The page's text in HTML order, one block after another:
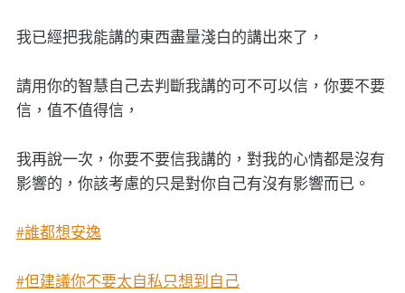
我已經把我能講的東西盡量淺白的講出來了，
請用你的智慧自己去判斷我講的可不可以信，你要不要
信，值不值得信，
我再說一次，你要不要信我講的，對我的心情都是沒有
影響的，你該考慮的只是對你自己有沒有影響而已。
#誰都想安逸
#但建議你不要太自私只想到自己